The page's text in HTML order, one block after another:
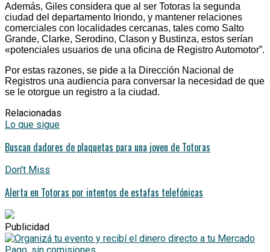
Además, Giles considera que al ser Totoras la segunda
ciudad del departamento Iriondo, y mantener relaciones
comerciales con localidades cercanas, tales como Salto
Grande, Clarke, Serodino, Clason y Bustinza, estos serían
«potenciales usuarios de una oficina de Registro Automotor”.
Por estas razones, se pide a la Dirección Nacional de
Registros una audiencia para conversar la necesidad de que
se le otorgue un registro a la ciudad.
Relacionadas
Lo que sigue
Buscan dadores de plaquetas para una joven de Totoras
Don't Miss
Alerta en Totoras por intentos de estafas telefónicas
Publicidad